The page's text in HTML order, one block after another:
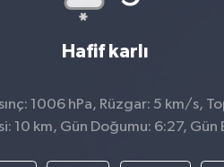
Hafif karlı
1006 hPa, Rüzgar: 5 km/s,
10 km, Gün Doğumu: 6:27, Gün